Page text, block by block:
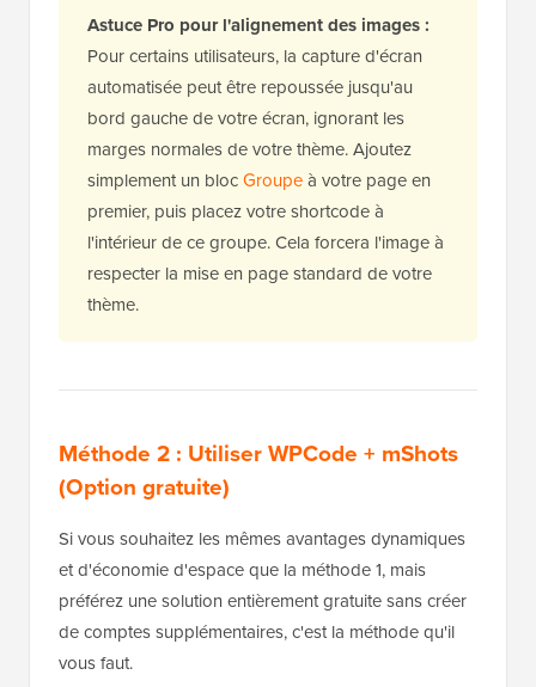
Astuce Pro pour l'alignement des images :
Pour certains utilisateurs, la capture d'écran
automatisée peut être repoussée jusqu'au
bord gauche de votre écran, ignorant les
marges normales de votre thème. Ajoutez
simplement un blocGroupeà votre page en
premier, puis placez votre shortcode à
l'intérieur de ce groupe. Cela forcera l'image à
respecter la mise en page standard de votre
thème.
Méthode 2 : Utiliser WPCode + mShots
(Option gratuite)
Si vous souhaitez les mêmes avantages dynamiques
et d'économie d'espace que la méthode 1, mais
préférez une solution entièrement gratuite sans créer
de comptes supplémentaires, c'est la méthode qu'il
vous faut.